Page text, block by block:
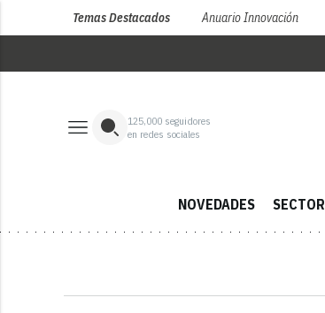
Temas Destacados Anuario Innovación
125,000 seguidores
en redes sociales
NOVEDADES SECTOR